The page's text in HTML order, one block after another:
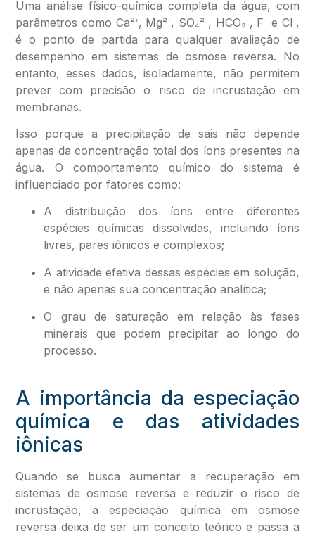
Uma análise físico-química completa da água, com
parâmetros como Ca²⁺, Mg²⁺, SO₄²⁻, HCO₃⁻, F⁻ e Cl⁻,
é o ponto de partida para qualquer avaliação de
desempenho em sistemas de osmose reversa. No
entanto, esses dados, isoladamente, não permitem
prever com precisão o risco de incrustação em
membranas.
Isso porque a precipitação de sais não depende
apenas da concentração total dos íons presentes na
água. O comportamento químico do sistema é
influenciado por fatores como:
A distribuição dos íons entre diferentes
espécies químicas dissolvidas, incluindo íons
livres, pares iônicos e complexos;
A atividade efetiva dessas espécies em solução,
e não apenas sua concentração analítica;
O grau de saturação em relação às fases
minerais que podem precipitar ao longo do
processo.
A importância da especiação
química e das atividades
iônicas
Quando se busca aumentar a recuperação em
sistemas de osmose reversa e reduzir o risco de
incrustação, a especiação química em osmose
reversa deixa de ser um conceito teórico e passa a